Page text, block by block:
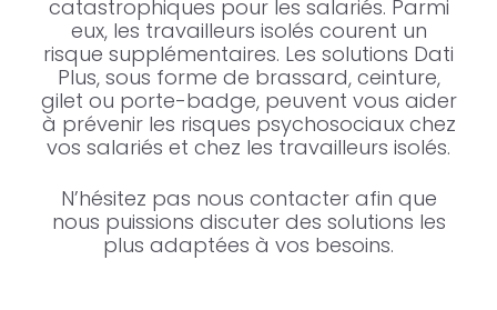
catastrophiques pour les salariés. Parmi
eux, les travailleurs isolés courent un
risque supplémentaires. Les solutions Dati
Plus, sous forme de brassard, ceinture,
gilet ou porte-badge, peuvent vous aider
à prévenir les risques psychosociaux chez
vos salariés et chez les travailleurs isolés.
N’hésitez pas nous contacter afin que
nous puissions discuter des solutions les
plus adaptées à vos besoins.